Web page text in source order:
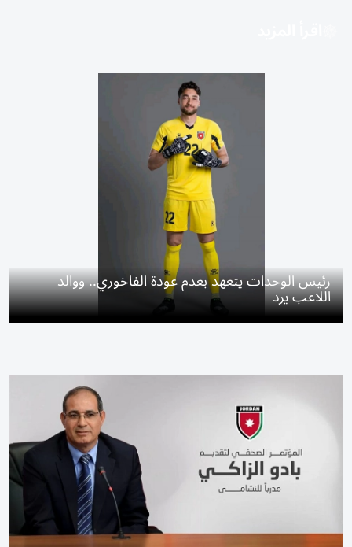
رئيس الوحدات يتعهد بعدم عودة الفاخوري.. ووالد
اللاعب يرد